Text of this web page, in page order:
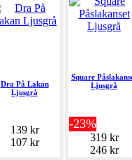
Dra På Lakan
Ljusgrå
139 kr
107 kr
Square
Ljusgrå
-23%
319 kr
246 kr